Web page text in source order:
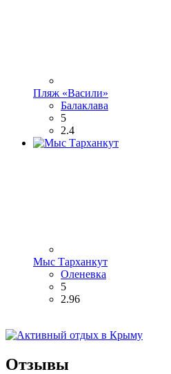
Пляж «Васили»
Балаклава
5
2.4
Мыс Тарханкут
Оленевка
5
2.96
Отзывы